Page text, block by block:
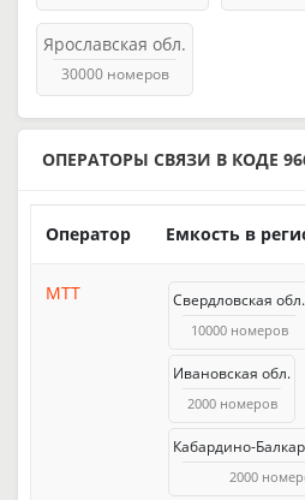
Ярославская обл.
30000 номеров
ОПЕРАТОРЫ СВЯЗИ В КОДЕ
Оператор Емкость в
МТТ Свердловская обл.
10000 номеров
Ивановская обл.
2000 номеров
Кабардино-
2000